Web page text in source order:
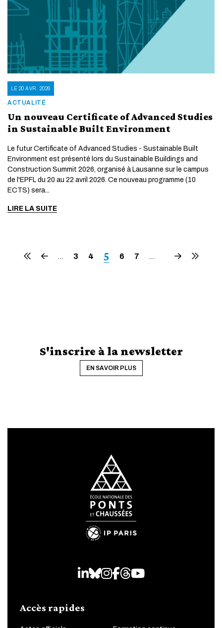
ACTUALITÉ
LE 20 AVR. 2026
Un nouveau Certificate of Advanced Studies
in Sustainable Built Environment
Le futur Certificate of Advanced Studies - Sustainable Built
Environment est présenté lors du Sustainable Buildings and
Construction Summit 2026, organisé à Lausanne sur le campus
de l'EPFL du 20 au 22 avril 2026. Ce nouveau programme (10
ECTS) sera...
LIRE LA SUITE
PremièrePage… Page
3 Page
4
Page
5 Page
6 Page
7 …
PageDernière
S'inscrire à la newsletter
EN SAVOIR PLUS
LinkedIn
Bluesky
Instagram
Facebook
Threads
Youtube
Accès rapides